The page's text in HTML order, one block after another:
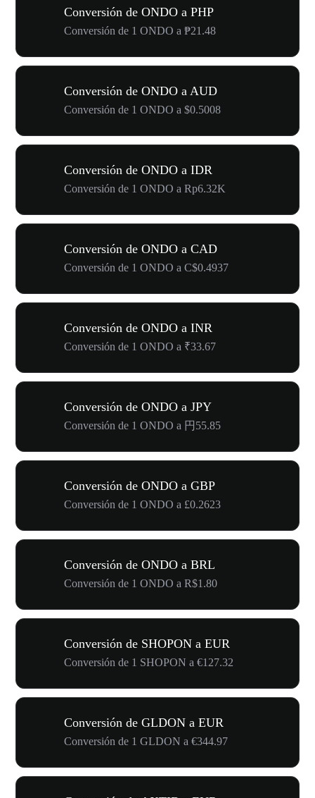
Conversión de ONDO a PHP
Conversión de 1 ONDO a ₱21.48
Conversión de ONDO a AUD
Conversión de 1 ONDO a $0.5008
Conversión de ONDO a IDR
Conversión de 1 ONDO a Rp6.32K
Conversión de ONDO a CAD
Conversión de 1 ONDO a C$0.4937
Conversión de ONDO a INR
Conversión de 1 ONDO a ₹33.67
Conversión de ONDO a JPY
Conversión de 1 ONDO a 円55.85
Conversión de ONDO a GBP
Conversión de 1 ONDO a £0.2623
Conversión de ONDO a BRL
Conversión de 1 ONDO a R$1.80
Conversión de SHOPON a EUR
Conversión de 1 SHOPON a €127.32
Conversión de GLDON a EUR
Conversión de 1 GLDON a €344.97